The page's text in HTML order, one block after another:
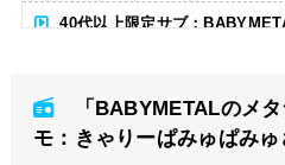
40代以上限定サブ：
BABYMETAL「
「BABYMETALのメタ
モ：きゃりーぱみゅぱみゅ